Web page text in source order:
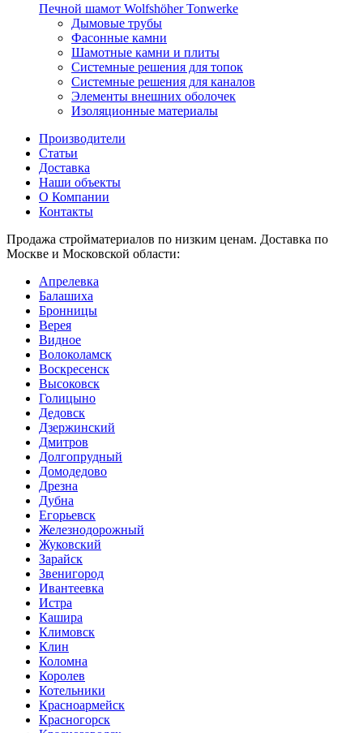
Печной шамот Wolfshöher Tonwerke
Дымовые трубы
Фасонные камни
Шамотные камни и плиты
Системные решения для топок
Системные решения для каналов
Элементы внешних оболочек
Изоляционные материалы
Производители
Статьи
Доставка
Наши объекты
О Компании
Контакты
Продажа стройматериалов по низким ценам. Доставка по
Москве и Московской области:
Апрелевка
Балашиха
Бронницы
Верея
Видное
Волоколамск
Воскресенск
Высоковск
Голицыно
Дедовск
Дзержинский
Дмитров
Долгопрудный
Домодедово
Дрезна
Дубна
Егорьевск
Железнодорожный
Жуковский
Зарайск
Звенигород
Ивантеевка
Истра
Кашира
Климовск
Клин
Коломна
Королев
Котельники
Красноармейск
Красногорск